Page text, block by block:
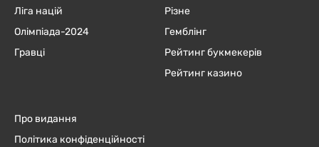
Ліга націй
Олімпіада-2024
Гравці
Різне
Гемблінг
Рейтинг букмекерів
Рейтинг казино
Про видання
Політика конфіденційності